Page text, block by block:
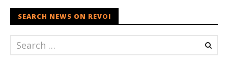
SEARCH NEWS ON REVOI